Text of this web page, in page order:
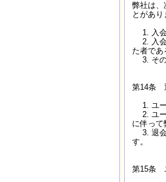
弊社は、
とがあり
1. 入会
2. 入会
た者であ
3. その
第14条
1. ユー
2. ユー
に伴って
3. 退会
す。
第15条